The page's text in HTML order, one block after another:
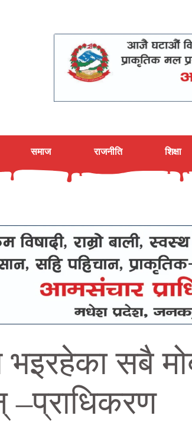
समाज राजनीति शिक्षा
सबै
–प्राधिकरण